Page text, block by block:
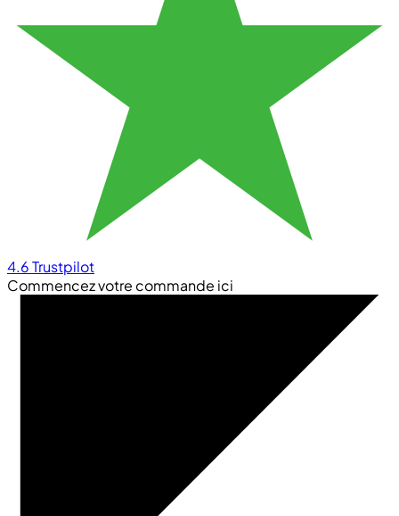
4.6Trustpilot
Commencez votre commande ici